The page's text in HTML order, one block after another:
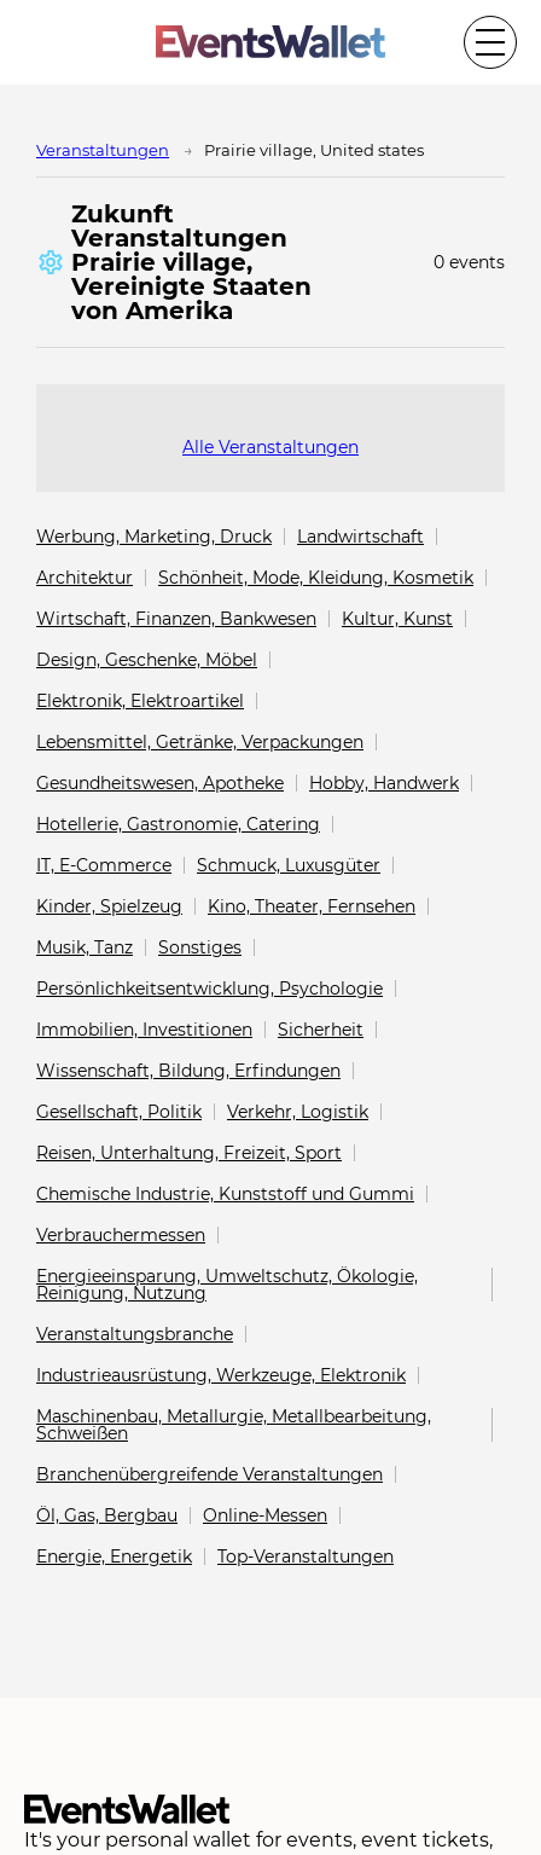
Veranstaltungen Prairie village, United states
Zukunft
Veranstaltungen
Prairie village,
Vereinigte Staaten
von Amerika
0 events
Alle Veranstaltungen
Werbung, Marketing, Druck
Landwirtschaft
Architektur
Schönheit, Mode, Kleidung, Kosmetik
Wirtschaft, Finanzen, Bankwesen
Kultur, Kunst
Design, Geschenke, Möbel
Elektronik, Elektroartikel
Lebensmittel, Getränke, Verpackungen
Gesundheitswesen, Apotheke
Hobby, Handwerk
Hotellerie, Gastronomie, Catering
IT, E-Commerce
Schmuck, Luxusgüter
Kinder, Spielzeug
Kino, Theater, Fernsehen
Musik, Tanz
Sonstiges
Persönlichkeitsentwicklung, Psychologie
Immobilien, Investitionen
Sicherheit
Wissenschaft, Bildung, Erfindungen
Gesellschaft, Politik
Verkehr, Logistik
Reisen, Unterhaltung, Freizeit, Sport
Chemische Industrie, Kunststoff und Gummi
Verbrauchermessen
Energieeinsparung, Umweltschutz, Ökologie,
Reinigung, Nutzung
Veranstaltungsbranche
Industrieausrüstung, Werkzeuge, Elektronik
Maschinenbau, Metallurgie, Metallbearbeitung,
Schweißen
Branchenübergreifende Veranstaltungen
Öl, Gas, Bergbau
Online-Messen
Energie, Energetik
Top-Veranstaltungen
It's your personal wallet for events, event tickets,